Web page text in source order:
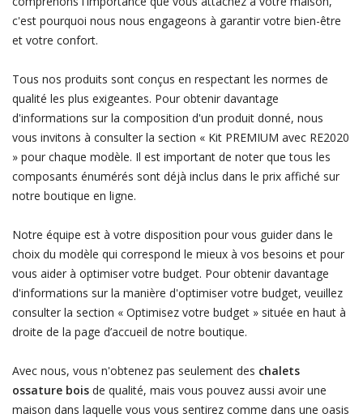
c'est pourquoi nous nous engageons à garantir votre bien-être
et votre confort.
Tous nos produits sont conçus en respectant les normes de
qualité les plus exigeantes. Pour obtenir davantage
d'informations sur la composition d'un produit donné, nous
vous invitons à consulter la section « Kit PREMIUM avec RE2020
» pour chaque modèle. Il est important de noter que tous les
composants énumérés sont déjà inclus dans le prix affiché sur
notre boutique en ligne.
Notre équipe est à votre disposition pour vous guider dans le
choix du modèle qui correspond le mieux à vos besoins et pour
vous aider à optimiser votre budget. Pour obtenir davantage
d'informations sur la manière d'optimiser votre budget, veuillez
consulter la section « Optimisez votre budget » située en haut à
droite de la page d’accueil de notre boutique.
Avec nous, vous n'obtenez pas seulement des chalets
ossature bois de qualité, mais vous pouvez aussi avoir une
maison dans laquelle vous vous sentirez comme dans une oasis